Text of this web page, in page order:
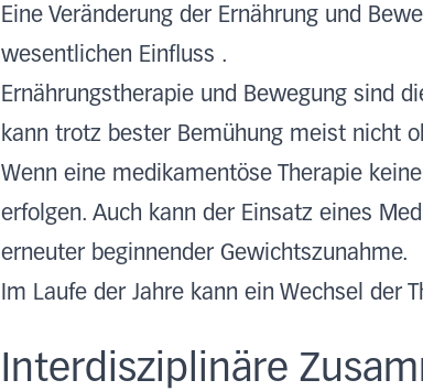
Eine Veränderung der Ernährung und
wesentlichen Einfluss .
Ernährungstherapie und Bewegung sind
kann trotz bester Bemühung meist nicht
Wenn eine medikamentöse Therapie
erfolgen. Auch kann der Einsatz eines
erneuter beginnender Gewichtszunahme.
Im Laufe der Jahre kann ein Wechsel der
Interdisziplinäre